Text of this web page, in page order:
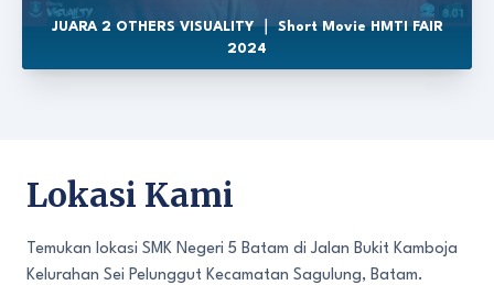
JUARA 2 OTHERS VISUALITY ｜ Short Movie HMTI FAIR
2024
Lokasi Kami
Temukan lokasi SMK Negeri 5 Batam di Jalan Bukit Kamboja
Kelurahan Sei Pelunggut Kecamatan Sagulung, Batam.